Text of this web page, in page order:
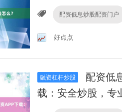
配资低息炒股配资门户
好点点
融资杠杆炒股
配资低
载：安全炒股，专